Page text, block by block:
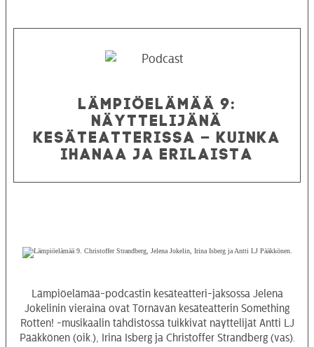
LÄMPIÖELÄMÄÄ 9:
NÄYTTELIJÄNÄ
KESÄTEATTERISSA – KUINKA
IHANAA JA ERILAISTA
Lämpiöelämää-podcastin kesäteatteri-jaksossa Jelena
Jokelinin vieraina ovat Törnävän kesäteatterin Something
Rotten! -musikaalin tähdistössä tuikkivat näyttelijät Antti LJ
Pääkkönen (oik.), Irina Isberg ja Christoffer Strandberg (vas).